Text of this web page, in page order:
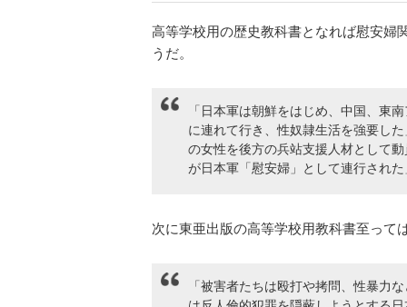
高等学校用の歴史教科書となれば慰安婦
うだ。
「日本軍は朝鮮をはじめ、中国、東
に連れて行き、性奴隷生活を強要し
の女性を後方の兵站支援人材として
が日本軍「慰安婦」として連行された
次に東亜出版の高等学校用教科書至って
「被害者たちは殴打や拷問、性暴力